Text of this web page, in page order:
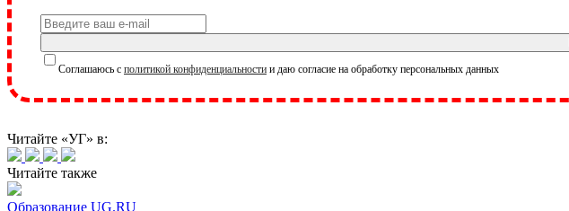
Соглашаюсь с политикой конфиденциальности и даю согласие на обработку персональных данных
Читайте «УГ» в:
Читайте также
Образование UG.RU